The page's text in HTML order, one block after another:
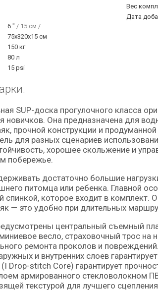
6 " / 15 см /
75x320x15 см
150 кг
80 л
15 psi
Вес
Дата
новичков. Она предназначена для
прочной конструкции и
для разных сценариев
хорошее скольжение и
побережье.
достаточно большие
питомца или ребенка. Главной
которое входит в комплект.
— это удобно при длительных
центральный съемный
весло, страховочный трос на
ремонта проколов и
и внутренних слоев
Drop-stitch Core) гарантирует
армированного стекловолокном
текстурой для лучшего